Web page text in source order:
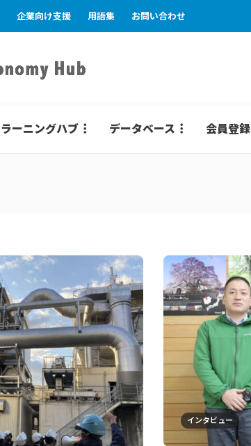
企業向け支援 用語集 お問い合わせ
ラーニングハブ データベース 会員登録
インタビュー